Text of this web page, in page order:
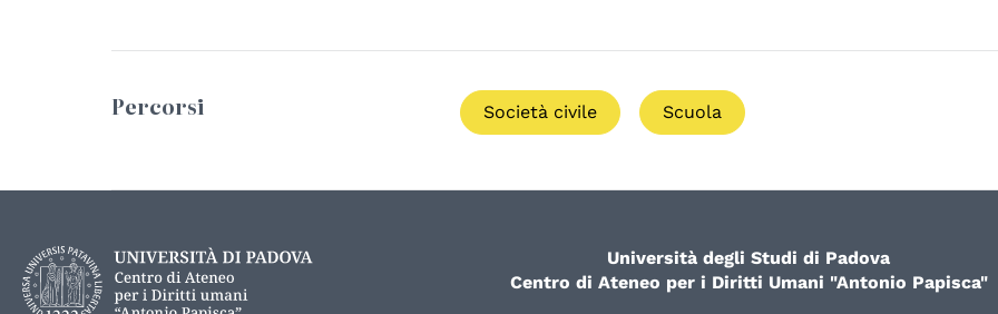
Percorsi Società civile Scuola
Università degli Studi di Padova
Centro di Ateneo per i Diritti Umani "Antonio Papisca"